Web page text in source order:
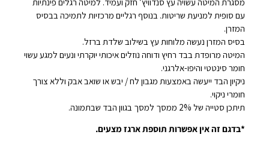
עם סופית למניעת שריטות. בנוסף רגליים מרכזיות לתמיכה בבסיס
המזרן.
בסיס המזרן נעשה מלוחות עץ בשילוב שלדת ברזל.
המיטה מרופדת בבד רחיץ ודוחה נוזלים איכותי יוקרתי ונעים למגע עשוי
חומר סינטטי והיפו-אלרגני.
ניקיון הבד ייעשה באמצעות מגבון לח / יבש או שואב אבק וללא צורך
חומרי ניקוי.
תיתכן סטייה של 2% ממסך למסך בגוון הבד שבתמונה.
*בדגם זה אין אפשרות תוספת ארגז מצעים.